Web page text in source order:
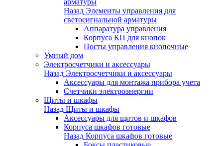
арматуры
Назад Элементы управления для
светосигнальной арматуры
Аппаратура управления
Корпуса КП для кнопок
Посты управления кнопочные
Умный дом
Электросчетчики и аксессуары
Назад Электросчетчики и аксессуары
Аксессуары для монтажа прибора учета
Счетчики электроэнергии
Щиты и шкафы
Назад Щиты и шкафы
Аксессуары для щитов и шкафов
Корпуса шкафов готовые
Назад Корпуса шкафов готовые